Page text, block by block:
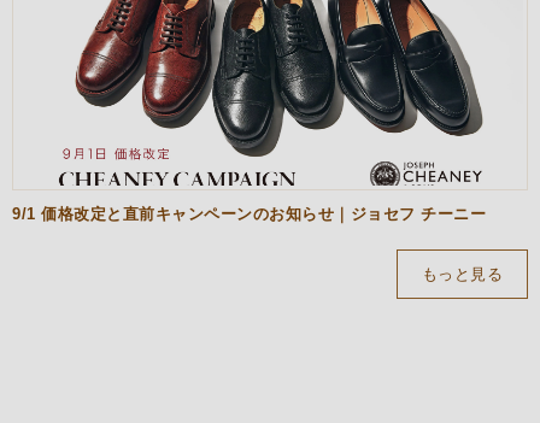
9/1 価格改定と直前キャンペーンのお知らせ｜ジョセフ チーニー
もっと見る